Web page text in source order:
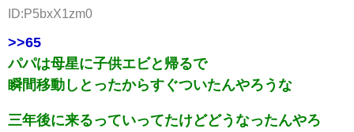
ID:P5bxX1zm0
>>65
パパは母星に子供エビと帰るで
瞬間移動しとったからすぐついたんやろうな
三年後に来るっていってたけどどうなったんやろ